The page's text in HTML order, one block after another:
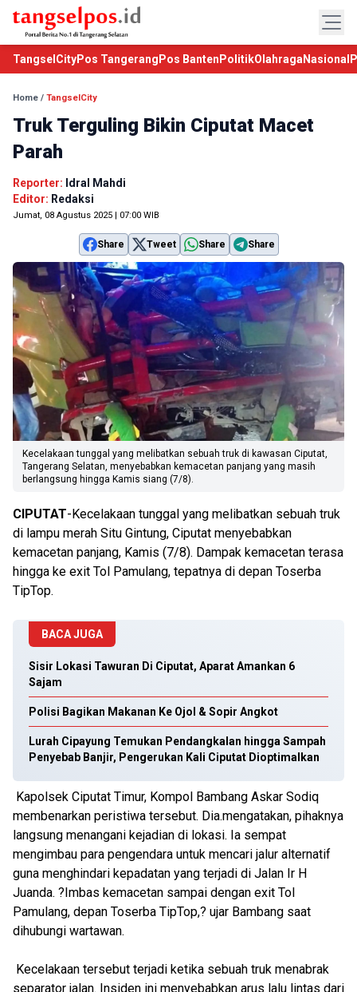
TangselCityPos Tangerang Pos Banten PolitikOlahraga Nasional
Home / TangselCity
Truk Terguling Bikin Ciputat Macet
Parah
Reporter: Idral Mahdi
Editor: Redaksi
Jumat, 08 Agustus 2025 | 07:00 WIB
Share Tweet Share Share
Kecelakaan tunggal yang melibatkan sebuah truk di kawasan Ciputat,
Tangerang Selatan, menyebabkan kemacetan panjang yang masih
berlangsung hingga Kamis siang (7/8).
CIPUTAT-Kecelakaan tunggal yang melibatkan sebuah truk
di lampu merah Situ Gintung, Ciputat menyebabkan
kemacetan panjang, Kamis (7/8). Dampak kemacetan terasa
hingga ke exit Tol Pamulang, tepatnya di depan Toserba
TipTop.
BACA JUGA
Sisir Lokasi Tawuran Di Ciputat, Aparat Amankan 6
Sajam
Polisi Bagikan Makanan Ke Ojol & Sopir Angkot
Lurah Cipayung Temukan Pendangkalan hingga Sampah
Penyebab Banjir, Pengerukan Kali Ciputat Dioptimalkan
Kapolsek Ciputat Timur, Kompol Bambang Askar Sodiq
membenarkan peristiwa tersebut. Dia.mengatakan, pihaknya
langsung menangani kejadian di lokasi. Ia sempat
mengimbau para pengendara untuk mencari jalur alternatif
guna menghindari kepadatan yang terjadi di Jalan Ir H
Juanda. ?Imbas kemacetan sampai dengan exit Tol
Pamulang, depan Toserba TipTop,? ujar Bambang saat
dihubungi wartawan.
Kecelakaan tersebut terjadi ketika sebuah truk menabrak
separator jalan. Insiden ini menyebabkan arus lalu lintas dari